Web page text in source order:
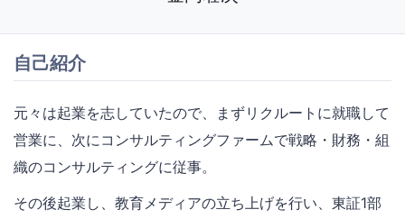
自己紹介
元々は起業を志していたので、まずリクルートに就職して
営業に、次にコンサルティングファームで戦略・財務・組
織のコンサルティングに従事。
その後起業し、教育メディアの立ち上げを行い、東証1部